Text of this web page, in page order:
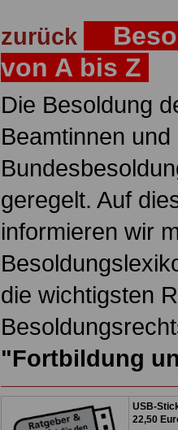
zurück
von A bis Z
Die Besoldung
Beamtinnen
geregelt. Auf
informieren wir
die wichtigsten
"Fortbildung
USB-
22,50